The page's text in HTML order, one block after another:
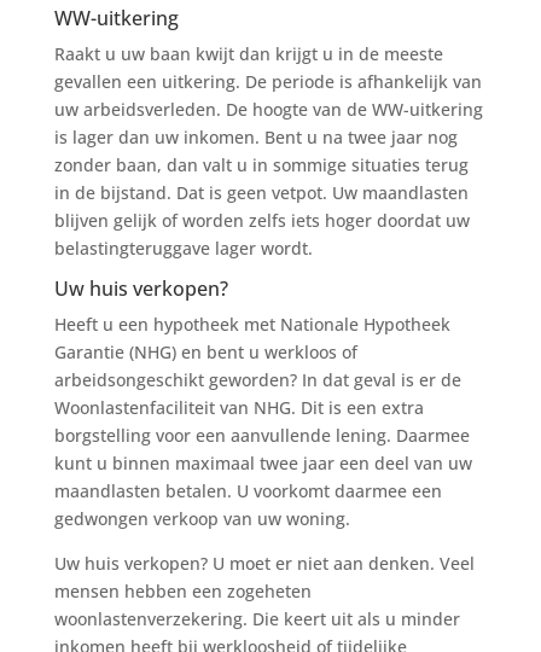
WW-uitkering
Raakt u uw baan kwijt dan krijgt u in de meeste
gevallen een uitkering. De periode is afhankelijk van
uw arbeidsverleden. De hoogte van de WW-uitkering
is lager dan uw inkomen. Bent u na twee jaar nog
zonder baan, dan valt u in sommige situaties terug
in de bijstand. Dat is geen vetpot. Uw maandlasten
blijven gelijk of worden zelfs iets hoger doordat uw
belastingteruggave lager wordt.
Uw huis verkopen?
Heeft u een hypotheek met Nationale Hypotheek
Garantie (NHG) en bent u werkloos of
arbeidsongeschikt geworden? In dat geval is er de
Woonlastenfaciliteit van NHG. Dit is een extra
borgstelling voor een aanvullende lening. Daarmee
kunt u binnen maximaal twee jaar een deel van uw
maandlasten betalen. U voorkomt daarmee een
gedwongen verkoop van uw woning.
Uw huis verkopen? U moet er niet aan denken. Veel
mensen hebben een zogeheten
woonlastenverzekering. Die keert uit als u minder
inkomen heeft bij werkloosheid of tijdelijke